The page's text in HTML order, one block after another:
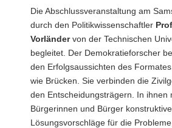
Die Abschlussveranstaltung am
durch den Politikwissenschaftler
Vorländervon der Technischen
begleitet. Der Demokratieforscher
den Erfolgsaussichten des
wie Brücken. Sie verbinden die
den Entscheidungsträgern. In ihnen
Bürgerinnen und Bürger konstruktive
Lösungsvorschläge für die